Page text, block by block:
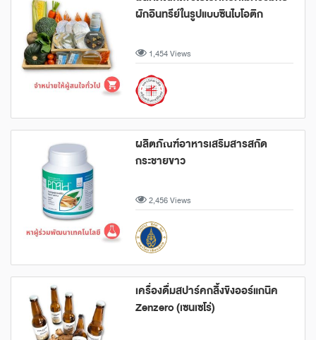
ผักอินทรีย์ในรูปแบบซินไบโอติก
1,454 Views
ผลิตภัณฑ์อาหารเสริมสารสกัด
กระชายขาว
2,456 Views
เครื่องดื่มสปาร์คกลิ้งขิงออร์แกนิค
Zenzero (เซนเซโร่)